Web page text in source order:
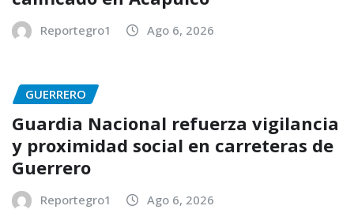
Reportegro1 Ago 6, 2026
GUERRERO
Guardia Nacional refuerza vigilancia
y proximidad social en carreteras de
Guerrero
Reportegro1 Ago 6, 2026